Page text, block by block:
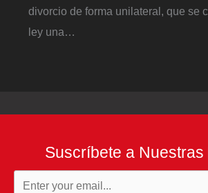
divorcio de forma unilateral, que se
ley una…
Suscríbete a Nuestras